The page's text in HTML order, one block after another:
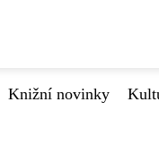
Knižní novinky